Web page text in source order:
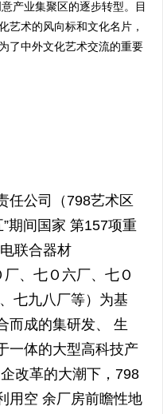
产业集聚区的逐步转型。目
艺术的风向标和文化名片，
了中外文化艺术交流的重要
任公司（798艺术区
期间国家 第157项重
联合器材
、七Ｏ六厂、七Ｏ
七九八厂等）为基
而成的集研发、 生
一体的大型高科技产
改革的大潮下，798
用空 余厂房前瞻性地